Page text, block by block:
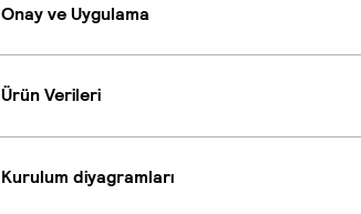
Onay ve Uygulama
Ürün Verileri
Kurulum diyagramları